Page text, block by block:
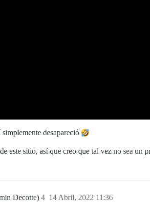
desapareció
este sitio, así que creo que tal vez no sea un
Decotte) 14 Abril, 2022 11:36
4